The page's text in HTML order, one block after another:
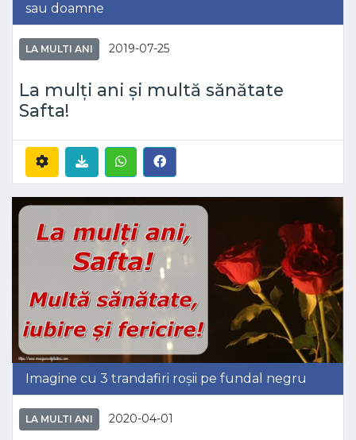
sau doamne
LA MULTI ANI 2019-07-25
La mulți ani și multă sănătate
Safta!
Imagine cu 3 trandafiri roșii pe fundal negru
LA MULTI ANI 2020-04-01